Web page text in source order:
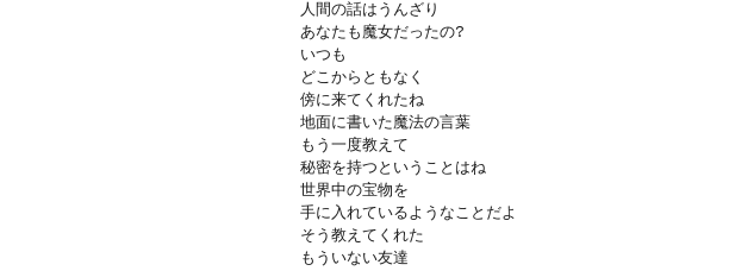
人間の話はうんざり
あなたも魔女だったの?
いつも
どこからともなく
傍に来てくれたね
地面に書いた魔法の言葉
もう一度教えて
秘密を持つということはね
世界中の宝物を
手に入れているようなことだよ
そう教えてくれた
もういない友達